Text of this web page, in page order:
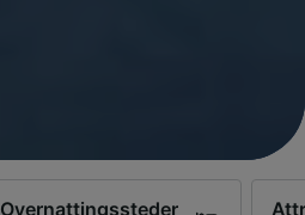
Overnattingssteder